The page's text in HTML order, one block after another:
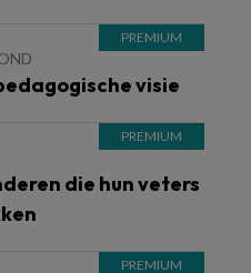
visie
die hun veters